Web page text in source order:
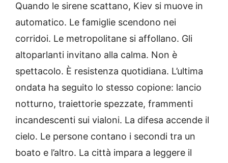
Quando le sirene scattano, Kiev si muove in
automatico. Le famiglie scendono nei
corridoi. Le metropolitane si affollano. Gli
altoparlanti invitano alla calma. Non è
spettacolo. È resistenza quotidiana. L’ultima
ondata ha seguito lo stesso copione: lancio
notturno, traiettorie spezzate, frammenti
incandescenti sui vialoni. La difesa accende il
cielo. Le persone contano i secondi tra un
boato e l’altro. La città impara a leggere il